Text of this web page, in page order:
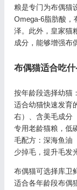
粮是专门为布偶猫
Omega-6脂肪酸，
泽。此外，皇家猫
成分，能够增强布
布偶猫适合吃
按年龄段选择幼猫
适合幼猫快速发育
右）、含美毛成分
专用老龄猫粮，低
毛配方：深海鱼油
少掉毛，提升毛发
布偶猫可选择库卫
适合各年龄段布偶